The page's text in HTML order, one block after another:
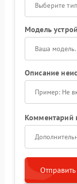
Выберите
Модель
Описание
Комментарий